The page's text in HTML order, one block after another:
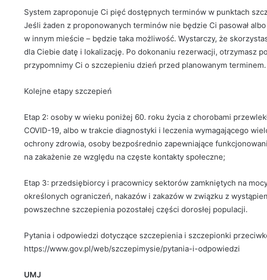
System zaproponuje Ci pięć dostępnych terminów w punktach
Jeśli żaden z proponowanych terminów nie będzie Ci pasował
w innym mieście – będzie taka możliwość. Wystarczy, że
dla Ciebie datę i lokalizację. Po dokonaniu rezerwacji, otrzymasz
przypomnimy Ci o szczepieniu dzień przed planowanym terminem.
Kolejne etapy szczepień
Etap 2: osoby w wieku poniżej 60. roku życia z chorobami
COVID-19, albo w trakcie diagnostyki i leczenia wymagającego
ochrony zdrowia, osoby bezpośrednio zapewniające
na zakażenie ze względu na częste kontakty społeczne;
Etap 3: przedsiębiorcy i pracownicy sektorów zamkniętych na
określonych ograniczeń, nakazów i zakazów w związku z
powszechne szczepienia pozostałej części dorosłej populacji.
Pytania i odpowiedzi dotyczące szczepienia i szczepionki
https://www.gov.pl/web/szczepimysie/pytania-i-odpowiedzi
UMJ